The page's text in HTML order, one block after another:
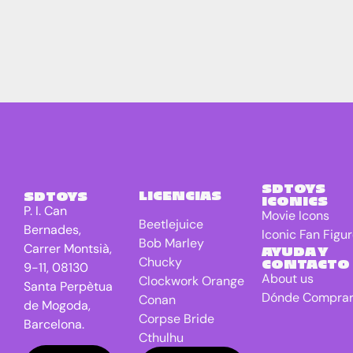
SDTOYS
P. I. Can
Bernades,
Carrer Montsià,
9-11, 08130
Santa Perpètua
de Mogoda,
Barcelona.
LICENCIAS
Beetlejuice
Bob Marley
Chucky
Clockwork Orange
Conan
Corpse Bride
Cthulhu
SDTOYS
ICONICS
Movie Icons
Iconic Fan
AYUDA Y
CONTACTO
About us
Dónde Comprar